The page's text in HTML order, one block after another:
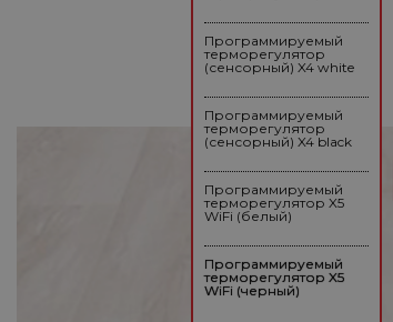
Программируемый
терморегулятор
(сенсорный) X4 white
Программируемый
терморегулятор
(сенсорный) X4 black
Программируемый
терморегулятор X5
WiFi (белый)
Программируемый
терморегулятор X5
WiFi (черный)